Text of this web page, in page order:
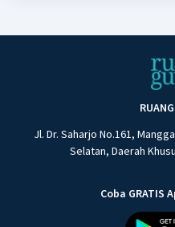
Jl. Dr. Saharjo No.161,
Selatan, Daerah
Coba GRATIS